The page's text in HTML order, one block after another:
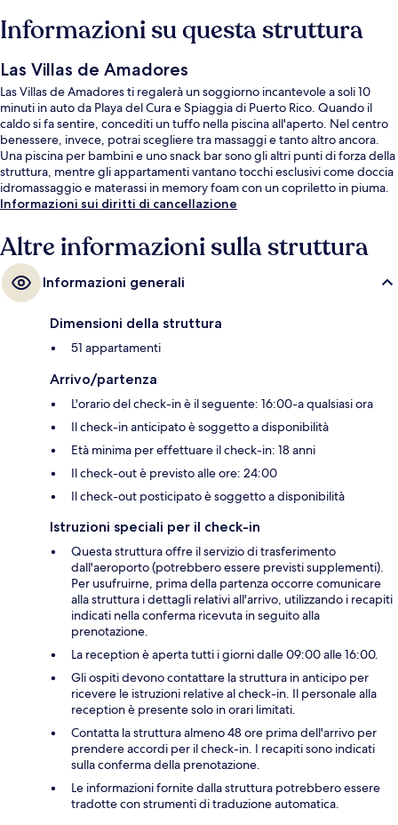
Informazioni su questa struttura
Las Villas de Amadores
Las Villas de Amadores ti regalerà un soggiorno incantevole a soli 10
minuti in auto da Playa del Cura e Spiaggia di Puerto Rico. Quando il
caldo si fa sentire, concediti un tuffo nella piscina all'aperto. Nel centro
benessere, invece, potrai scegliere tra massaggi e tanto altro ancora.
Una piscina per bambini e uno snack bar sono gli altri punti di forza della
struttura, mentre gli appartamenti vantano tocchi esclusivi come doccia
idromassaggio e materassi in memory foam con un copriletto in piuma.
Informazioni sui diritti di cancellazione
Altre informazioni sulla struttura
Informazioni generali
Dimensioni della struttura
51 appartamenti
Arrivo/partenza
L'orario del check-in è il seguente: 16:00-a qualsiasi ora
Il check-in anticipato è soggetto a disponibilità
Età minima per effettuare il check-in: 18 anni
Il check-out è previsto alle ore: 24:00
Il check-out posticipato è soggetto a disponibilità
Istruzioni speciali per il check-in
Questa struttura offre il servizio di trasferimento
dall'aeroporto (potrebbero essere previsti supplementi).
Per usufruirne, prima della partenza occorre comunicare
alla struttura i dettagli relativi all'arrivo, utilizzando i recapiti
indicati nella conferma ricevuta in seguito alla
prenotazione.
La reception è aperta tutti i giorni dalle 09:00 alle 16:00.
Gli ospiti devono contattare la struttura in anticipo per
ricevere le istruzioni relative al check-in. Il personale alla
reception è presente solo in orari limitati.
Contatta la struttura almeno 48 ore prima dell'arrivo per
prendere accordi per il check-in. I recapiti sono indicati
sulla conferma della prenotazione.
Le informazioni fornite dalla struttura potrebbero essere
tradotte con strumenti di traduzione automatica.